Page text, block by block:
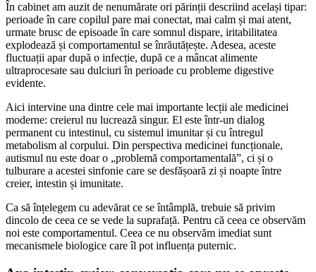
În cabinet am auzit de nenumărate ori părinții descriind același tipar:
perioade în care copilul pare mai conectat, mai calm și mai atent,
urmate brusc de episoade în care somnul dispare, iritabilitatea
explodează și comportamentul se înrăutățește. Adesea, aceste
fluctuații apar după o infecție, după ce a mâncat alimente
ultraprocesate sau dulciuri în perioade cu probleme digestive
evidente.
Aici intervine una dintre cele mai importante lecții ale medicinei
moderne: creierul nu lucrează singur. El este într-un dialog
permanent cu intestinul, cu sistemul imunitar și cu întregul
metabolism al corpului. Din perspectiva medicinei funcționale,
autismul nu este doar o „problemă comportamentală”, ci și o
tulburare a acestei sinfonie care se desfășoară zi și noapte între
creier, intestin și imunitate.
Ca să înțelegem cu adevărat ce se întâmplă, trebuie să privim
dincolo de ceea ce se vede la suprafață. Pentru că ceea ce observăm
noi este comportamentul. Ceea ce nu observăm imediat sunt
mecanismele biologice care îl pot influența puternic.